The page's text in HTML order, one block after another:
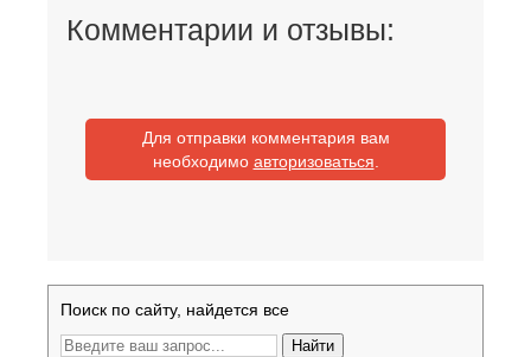
Комментарии и отзывы:
Для отправки комментария вам
необходимо авторизоваться
Поиск по сайту, найдется все
Найти